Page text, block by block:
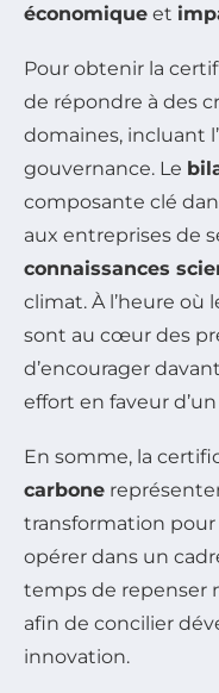
économique et
Pour obtenir la
de répondre à des
domaines, incluant
gouvernance. Le
composante clé
aux entreprises de
connaissances
climat. À l’heure
sont au cœur des
d’encourager
effort en faveur
En somme, la
carbone
transformation
opérer dans un
temps de repenser
afin de concilier
innovation.